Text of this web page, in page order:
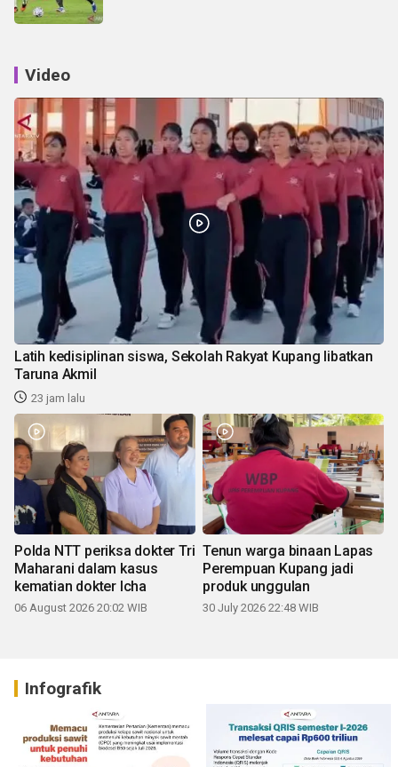
Video
Latih kedisiplinan siswa, Sekolah Rakyat Kupang libatkan
Taruna Akmil
23 jam lalu
Polda NTT periksa dokter Tri
Maharani dalam kasus
kematian dokter Icha
06 August 2026 20:02 WIB
Tenun warga binaan Lapas
Perempuan Kupang jadi
produk unggulan
30 July 2026 22:48 WIB
Infografik